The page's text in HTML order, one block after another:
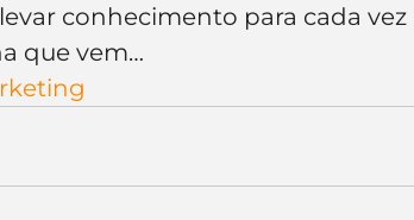
conhecimento para cada
que vem…